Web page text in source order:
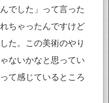
でした」って言った
ちゃったんですけど
た。この美術のやり
ないかなと思ってい
て感じているところ